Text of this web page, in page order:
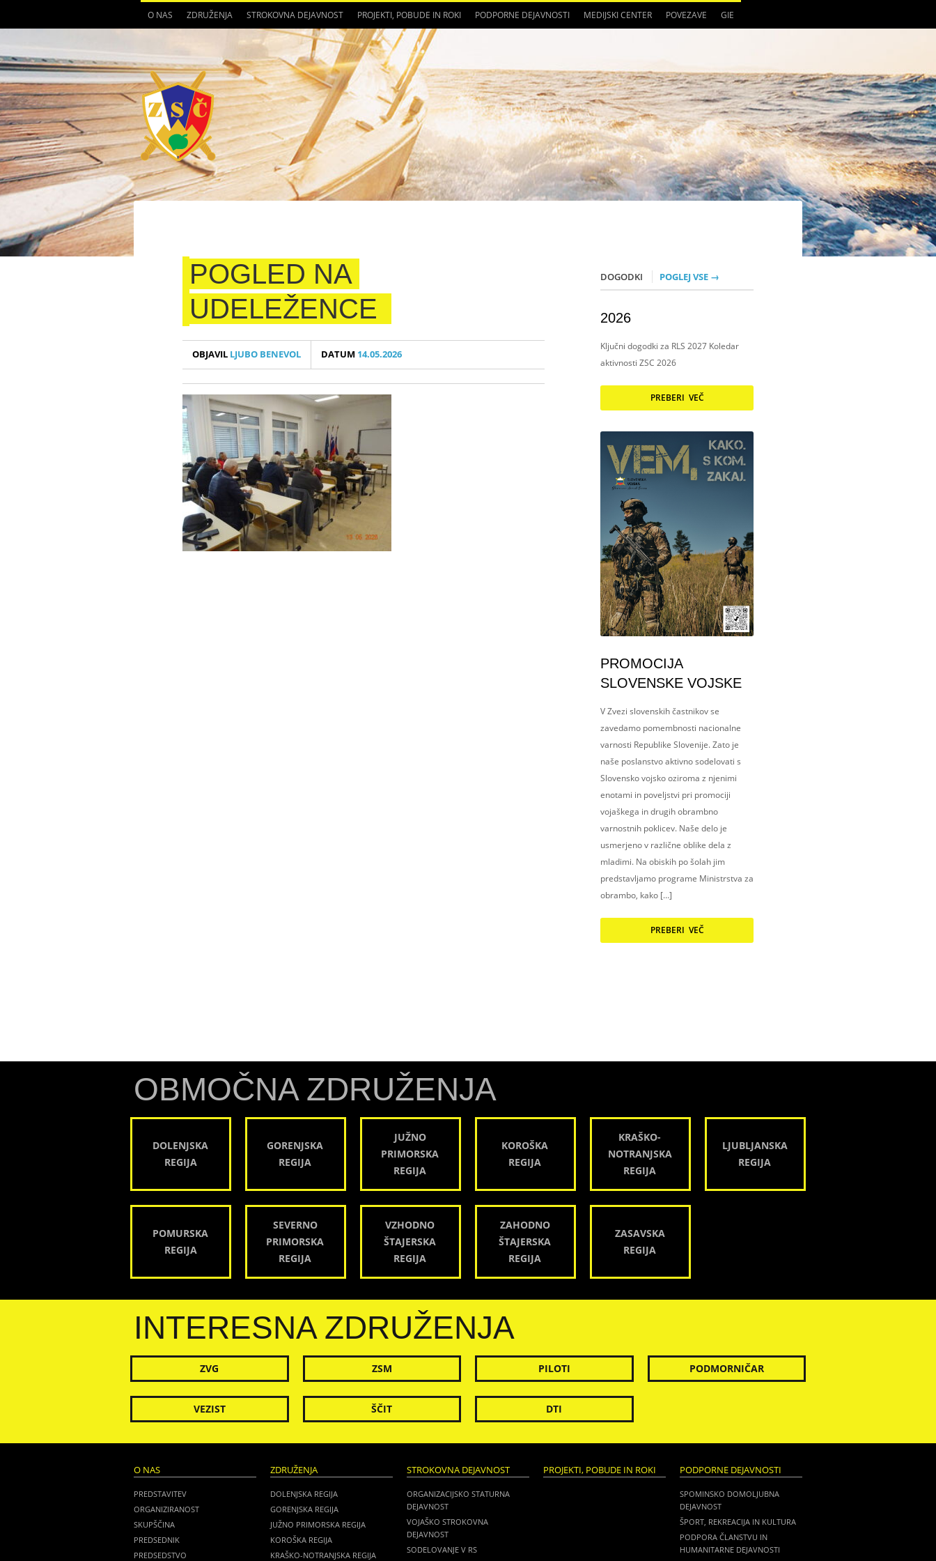
O NAS ZDRUŽENJA STROKOVNA DEJAVNOST PROJEKTI, POBUDE IN ROKI PODPORNE DEJAVNOSTI MEDIJSKI CENTER POVEZAVE GIE
POGLED NA
UDELEŽENCE
OBJAVIL LJUBO BENEVOL DATUM 14.05.2026
DOGODKI POGLEJ VSE →
2026
Ključni dogodki za RLS 2027 Koledar
aktivnosti ZSC 2026
PREBERI VEČ
PROMOCIJA
SLOVENSKE VOJSKE
V Zvezi slovenskih častnikov se
zavedamo pomembnosti nacionalne
varnosti Republike Slovenije. Zato je
naše poslanstvo aktivno sodelovati s
Slovensko vojsko oziroma z njenimi
enotami in poveljstvi pri promociji
vojaškega in drugih obrambno
varnostnih poklicev. Naše delo je
usmerjeno v različne oblike dela z
mladimi. Na obiskih po šolah jim
predstavljamo programe Ministrstva za
obrambo, kako […]
PREBERI VEČ
OBMOČNA ZDRUŽENJA
DOLENJSKA
REGIJA
GORENJSKA
REGIJA
JUŽNO
PRIMORSKA
REGIJA
KOROŠKA
REGIJA
KRAŠKO-
NOTRANJSKA
REGIJA
LJUBLJANSKA
REGIJA
POMURSKA
REGIJA
SEVERNO
PRIMORSKA
REGIJA
VZHODNO
ŠTAJERSKA
REGIJA
ZAHODNO
ŠTAJERSKA
REGIJA
ZASAVSKA
REGIJA
INTERESNA ZDRUŽENJA
ZVG ZSM PILOTI PODMORNIČAR
VEZIST ŠČIT DTI
O NAS
PREDSTAVITEV
ORGANIZIRANOST
SKUPŠČINA
PREDSEDNIK
PREDSEDSTVO
ZDRUŽENJA
DOLENJSKA REGIJA
GORENJSKA REGIJA
JUŽNO PRIMORSKA REGIJA
KOROŠKA REGIJA
KRAŠKO-NOTRANJSKA REGIJA
STROKOVNA DEJAVNOST
ORGANIZACIJSKO STATURNA
DEJAVNOST
VOJAŠKO STROKOVNA
DEJAVNOST
SODELOVANJE V RS
PROJEKTI, POBUDE IN ROKI PODPORNE DEJAVNOSTI
SPOMINSKO DOMOLJUBNA
DEJAVNOST
ŠPORT, REKREACIJA IN KULTURA
PODPORA ČLANSTVU IN
HUMANITARNE DEJAVNOSTI